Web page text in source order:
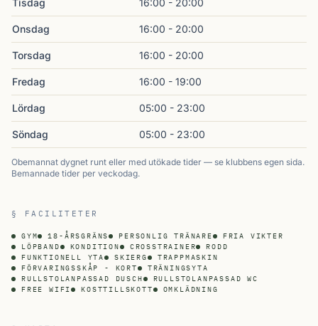
Tisdag 16:00 - 20:00
Onsdag 16:00 - 20:00
Torsdag 16:00 - 20:00
Fredag 16:00 - 19:00
Lördag 05:00 - 23:00
Söndag 05:00 - 23:00
Obemannat dygnet runt eller med utökade tider — se klubbens egen sida.
Bemannade tider per veckodag.
§ FACILITETER
GYM 18-ÅRSGRÄNS PERSONLIG TRÄNARE
FRIA VIKTER
LÖPBAND
KONDITION CROSSTRAINER
RODD
FUNKTIONELL YTA
SKIERG
TRAPPMASKIN
FÖRVARINGSSKÅP - KORT
TRÄNINGSYTA
RULLSTOLANPASSAD DUSCH
RULLSTOLANPASSAD WC
FREE WIFI
KOSTTILLSKOTT OMKLÄDNING